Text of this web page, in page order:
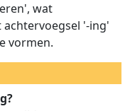
wat
'-ing'
vormen.